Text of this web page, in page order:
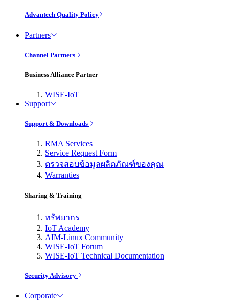
Advantech Quality Policy
Partners
Channel Partners
Business Alliance Partner
WISE-IoT
Support
Support & Downloads
RMA Services
Service Request Form
ตรวจสอบข้อมูลผลิตภัณฑ์ของคุณ
Warranties
Sharing & Training
ทรัพยากร
IoT Academy
AIM-Linux Community
WISE-IoT Forum
WISE-IoT Technical Documentation
Security Advisory
Corporate